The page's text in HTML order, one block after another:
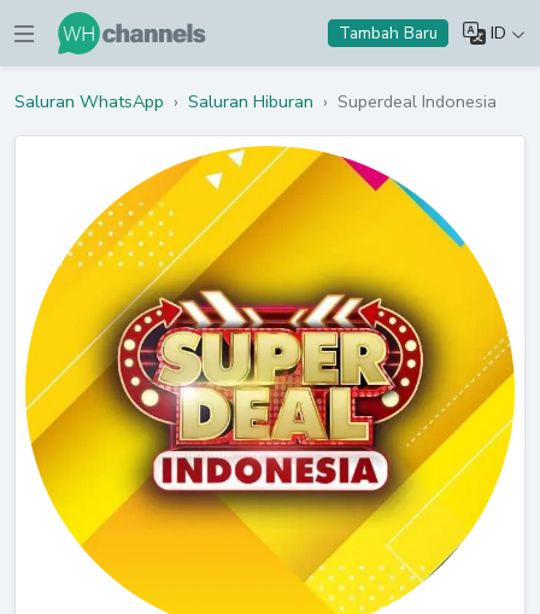
Tambah Baru ID
Saluran WhatsApp › Saluran Hiburan › Superdeal Indonesia